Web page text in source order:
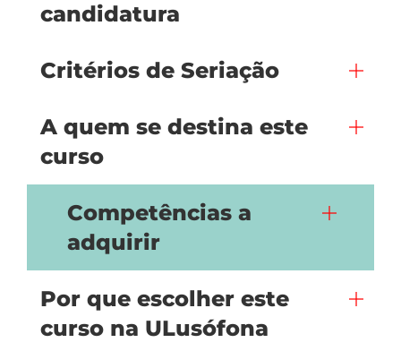
candidatura
Critérios de Seriação
A quem se destina este
curso
Competências a
adquirir
Por que escolher este
curso na ULusófona